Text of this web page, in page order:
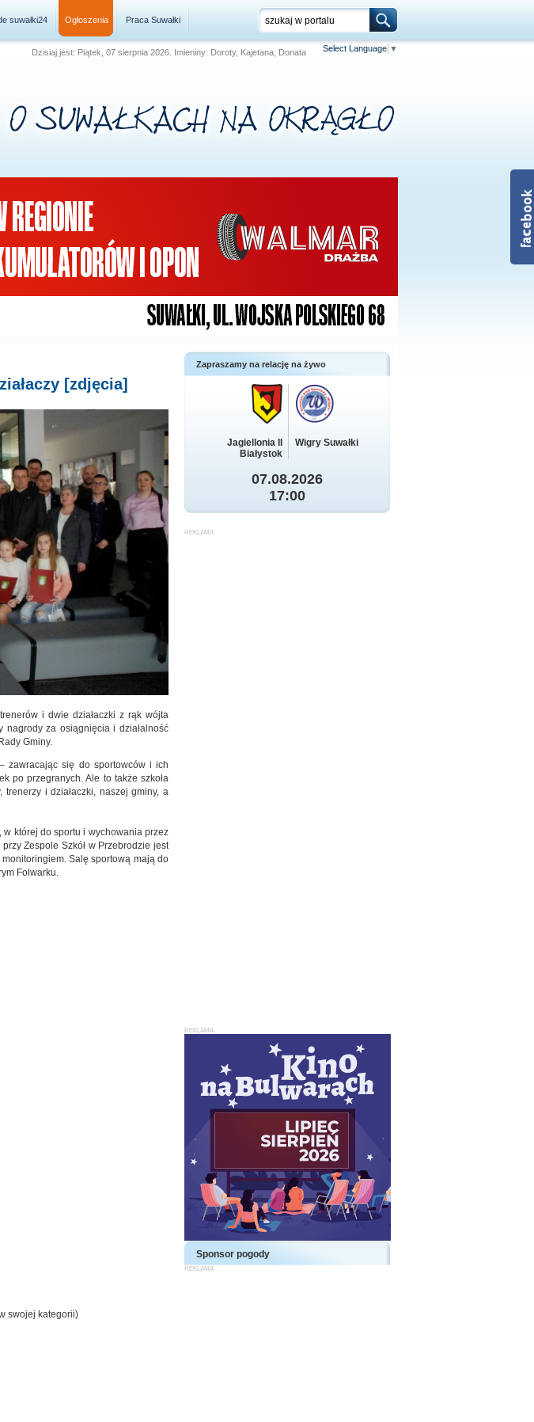
suwałki24 Ogłoszenia Praca Suwałki
Dzisiaj jest: Piątek, 07 sierpnia 2026. Imieniny: Doroty, Kajetana, Donata Select Language ▼
[zdjęcia]
i dwie działaczki z rąk wójta
nagrody za osiągnięcia i działalność
Gminy.
zawracając się do sportowców i ich
po przegranych. Ale to także szkoła
i działaczki, naszej gminy, a
w której do sportu i wychowania przez
Zespole Szkół w Przebrodzie jest
Salę sportową mają do
Folwarku.
swojej kategorii)
Zapraszamy na relację na żywo
Jagiellonia II
Białystok
Wigry Suwałki
07.08.2026
17:00
Sponsor pogody